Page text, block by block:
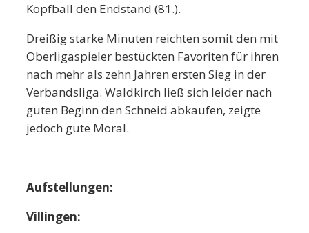
Kopfball den Endstand (81.).
Dreißig starke Minuten reichten somit den mit
Oberligaspieler bestückten Favoriten für ihren
nach mehr als zehn Jahren ersten Sieg in der
Verbandsliga. Waldkirch ließ sich leider nach
guten Beginn den Schneid abkaufen, zeigte
jedoch gute Moral.
Aufstellungen:
Villingen: